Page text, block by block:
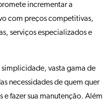
incrementar a
com preços competitivas,
serviços especializados e
vasta gama de
necessidades de quem quer
e fazer sua manutenção. Além